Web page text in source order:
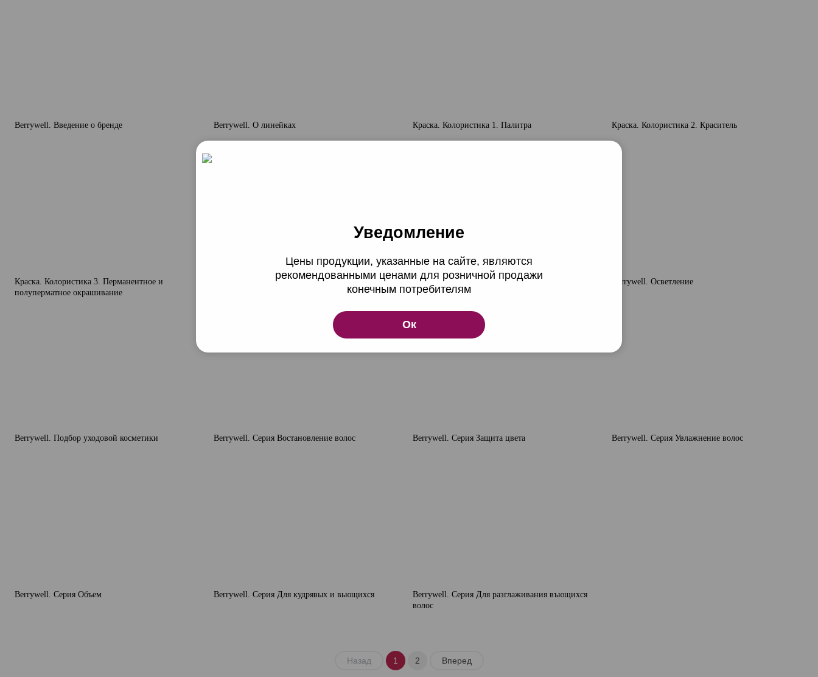
Berrywell. Введение о бренде Berrywell. О линейках Краска. Колористика 1. Палитра Краска. Колористика 2. Краситель
Краска. Колористика 3. Перманентное и
полуперматное окрашивание
Краска. Колористика 4. Седина Краска. Колористика 5. Суперосветляющие ряды Berrywell. Осветление
Berrywell. Подбор уходовой косметики Berrywell. Серия Востановление волос Berrywell. Серия Защита цвета Berrywell. Серия Увлажнение волос
Berrywell. Серия Объем Berrywell. Серия Для кудрявых и вьющихся
Berrywell. Серия Для разглаживания въющихся
волос
Назад 1 2 Вперед
Уведомление
Цены продукции, указанные на сайте, являются
рекомендованными ценами для розничной продажи
конечным потребителям
Ок